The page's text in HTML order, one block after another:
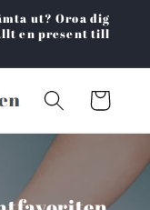
ut? Oroa dig
en present till
Varukorg